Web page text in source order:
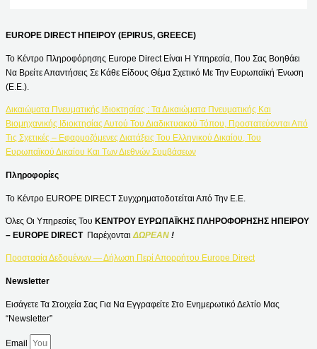
EUROPE DIRECT ΗΠΕΙΡΟΥ (EPIRUS, GREECE)
Το Κέντρο Πληροφόρησης Europe Direct Είναι Η Υπηρεσία, Που Σας Βοηθάει
Να Βρείτε Απαντήσεις Σε Κάθε Είδους Θέμα Σχετικό Με Την Ευρωπαϊκή Ένωση
(Ε.Ε.).
Δικαιώματα Πνευματικής Ιδιοκτησίας : Τα Δικαιώματα Πνευματικής Και
Βιομηχανικής Ιδιοκτησίας Αυτού Του Διαδικτυακού Τόπου, Προστατεύονται Από
Τις Σχετικές – Εφαρμοζόμενες Διατάξεις Του Ελληνικού Δικαίου, Του
Ευρωπαϊκού Δικαίου Και Των Διεθνών Συμβάσεων
Πληροφορίες
Το Κέντρο EUROPE DIRECT Συγχρηματοδοτείται Από Την Ε.Ε.
Όλες Οι Υπηρεσίες Του ΚΕΝΤΡΟΥ ΕΥΡΩΠΑΪΚΗΣ ΠΛΗΡΟΦΟΡΗΣΗΣ ΗΠΕΙΡΟΥ
– EUROPE DIRECT Παρέχονται ΔΩΡΕΑΝ !
Προστασία Δεδομένων — Δήλωση Περί Απορρήτου Europe Direct
Newsletter
Εισάγετε Τα Στοιχεία Σας Για Να Εγγραφείτε Στο Ενημερωτικό Δελτίο Μας
“Newsletter”
Email